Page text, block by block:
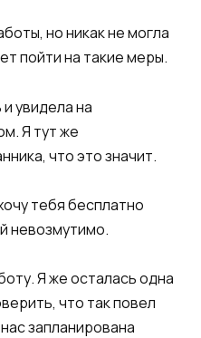
но никак не могла
пойти на такие меры.​
увидела на
Я тут же
что это значит.​
тебя бесплатно
невозмутимо.​
Я же осталась одна
что так повел
запланирована